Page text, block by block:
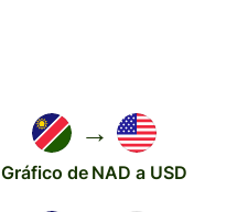
→
Gráfico de NAD a USD